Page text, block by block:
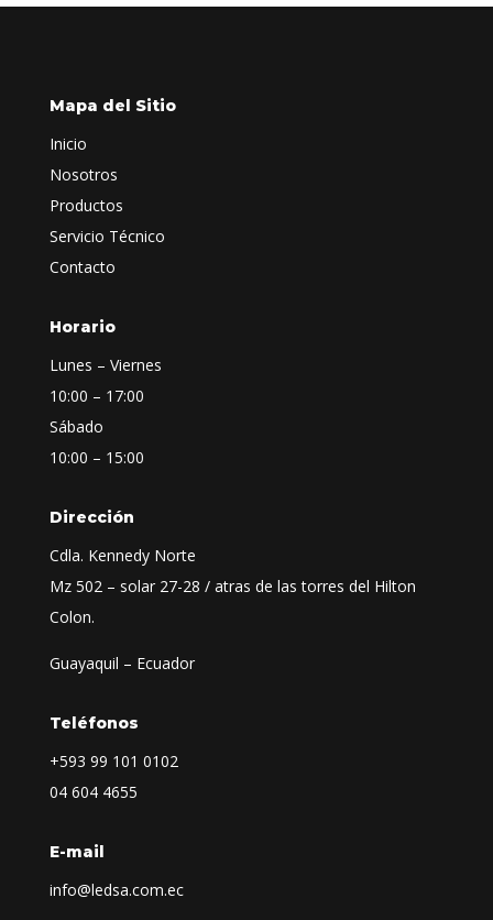
Mapa del Sitio
Inicio
Nosotros
Productos
Servicio Técnico
Contacto
Horario
Lunes – Viernes
10:00 – 17:00
Sábado
10:00 – 15:00
Dirección
Cdla. Kennedy Norte
Mz 502 – solar 27-28 / atras de las torres del Hilton
Colon.
Guayaquil – Ecuador
Teléfonos
+593 99 101 0102
04 604 4655
E-mail
info@ledsa.com.ec